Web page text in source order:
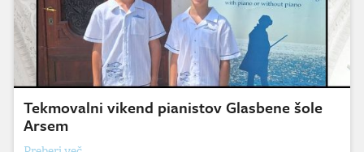
Tekmovalni vikend pianistov Glasbene šole
Arsem